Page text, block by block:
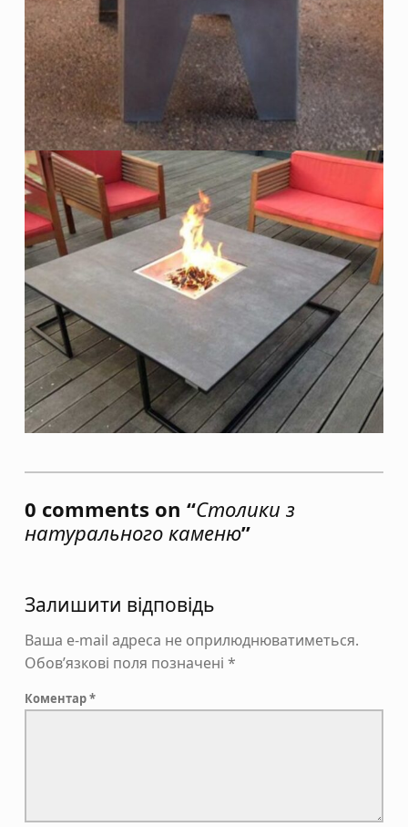
Skip back to main navigation
0 comments on “Столики з
натурального каменю”
Залишити відповідь
Ваша e-mail адреса не оприлюднюватиметься.
Обов’язкові поля позначені *
Коментар*